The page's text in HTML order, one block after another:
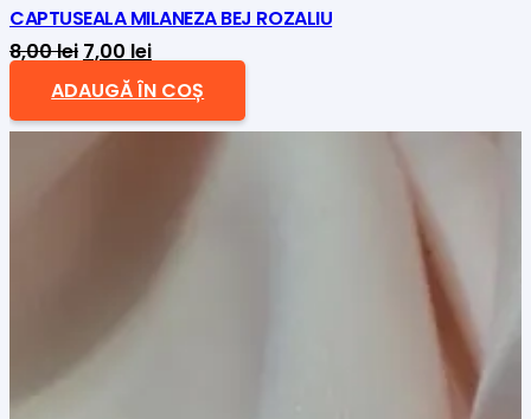
CAPTUSEALA MILANEZA BEJ ROZALIU
8,00lei Prețul
inițial
a
7,00 leiPrețul
curent
este:
ADAUGĂ ÎN COȘ